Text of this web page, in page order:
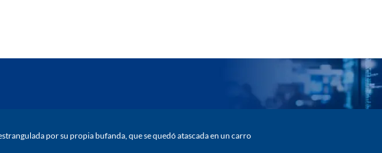
por su propia bufanda, que se quedó atascada en un carro